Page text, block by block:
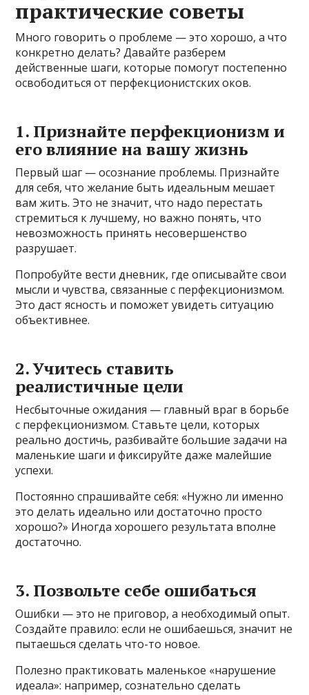
практические советы
Много говорить о проблеме — это хорошо, а что
конкретно делать? Давайте разберем
действенные шаги, которые помогут постепенно
освободиться от перфекционистских оков.
1. Признайте перфекционизм и
его влияние на вашу жизнь
Первый шаг — осознание проблемы. Признайте
для себя, что желание быть идеальным мешает
вам жить. Это не значит, что надо перестать
стремиться к лучшему, но важно понять, что
невозможность принять несовершенство
разрушает.
Попробуйте вести дневник, где описывайте свои
мысли и чувства, связанные с перфекционизмом.
Это даст ясность и поможет увидеть ситуацию
объективнее.
2. Учитесь ставить
реалистичные цели
Несбыточные ожидания — главный враг в борьбе
с перфекционизмом. Ставьте цели, которых
реально достичь, разбивайте большие задачи на
маленькие шаги и фиксируйте даже малейшие
успехи.
Постоянно спрашивайте себя: «Нужно ли именно
это делать идеально или достаточно просто
хорошо?» Иногда хорошего результата вполне
достаточно.
3. Позвольте себе ошибаться
Ошибки — это не приговор, а необходимый опыт.
Создайте правило: если не ошибаешься, значит не
пытаешься сделать что-то новое.
Полезно практиковать маленькое «нарушение
идеала»: например, сознательно сделать